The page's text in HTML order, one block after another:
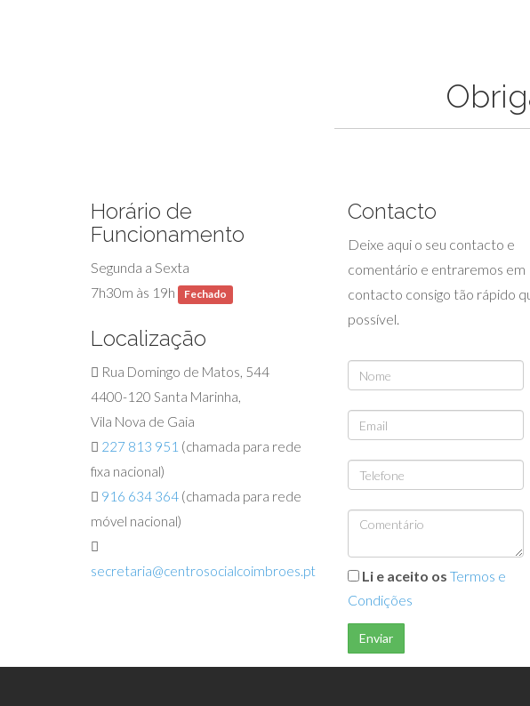
Horário de
Funcionamento
Segunda a Sexta
7h30m às 19h
Fechado
Localização
Rua Domingo de Matos, 544
4400-120 Santa Marinha,
Vila Nova de Gaia
227 813 951 (chamada para rede
fixa nacional)
916 634 364 (chamada para rede
móvel nacional)
secretaria@centrosocialcoimbroes.pt
Contacto
Deixe aqui o seu contacto e
comentário e entraremos em
contacto consigo tão rápido
possível.
Li e aceito os Termos e
Condições
Enviar